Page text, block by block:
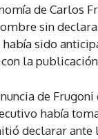
de Carlos
sin
sido
la
de
había
declarar ante